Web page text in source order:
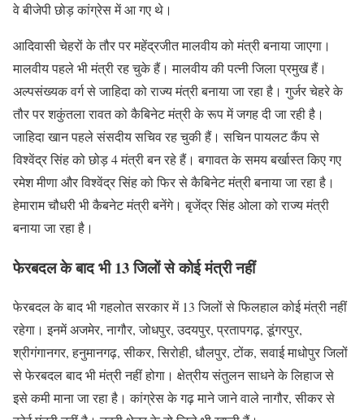
वे बीजेपी छोड़ कांग्रेस में आ गए थे।
आदिवासी चेहरों के तौर पर महेंद्रजीत मालवीय को मंत्री बनाया जाएगा।
मालवीय पहले भी मंत्री रह चुके हैं। मालवीय की पत्नी जिला प्रमुख हैं।
अल्पसंख्यक वर्ग से जाहिदा को राज्य मंत्री बनाया जा रहा है। गुर्जर चेहरे के
तौर पर शकुंतला रावत को कैबिनेट मंत्री के रूप में जगह दी जा रही है।
जाहिदा खान पहले संसदीय सचिव रह चुकी हैं। सचिन पायलट कैंप से
विश्वेंद्र सिंह को छोड़ 4 मंत्री बन रहे हैं। बगावत के समय बर्खास्त किए गए
रमेश मीणा और विश्वेंद्र सिंह को फिर से कैबिनेट मंत्री बनाया जा रहा है।
हेमाराम चौधरी भी कैबनेट मंत्री बनेंगे। बृजेंद्र सिंह ओला को राज्य मंत्री
बनाया जा रहा है।
फेरबदल के बाद भी 13 जिलों से कोई मंत्री नहीं
फेरबदल के बाद भी गहलोत सरकार में 13 जिलों से फिलहाल कोई मंत्री नहीं
रहेगा। इनमें अजमेर, नागौर, जोधपुर, उदयपुर, प्रतापगढ़, डूंगरपुर,
श्रीगंगानगर, हनुमानगढ़, सीकर, सिरोही, धौलपुर, टोंक, सवाई माधोपुर जिलों
से फेरबदल बाद भी मंत्री नहीं होगा। क्षेत्रीय संतुलन साधने के लिहाज से
इसे कमी माना जा रहा है। कांग्रेस के गढ़ माने जाने वाले नागौर, सीकर से